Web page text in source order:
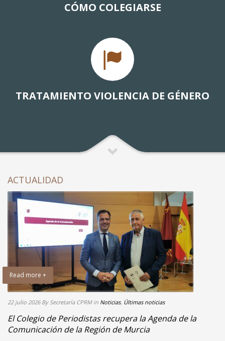
CÓMO COLEGIARSE
TRATAMIENTO VIOLENCIA DE GÉNERO
ACTUALIDAD
Read more +
22 julio 2026 By Secretaría CPRM in Noticias, Últimas noticias
El Colegio de Periodistas recupera la Agenda de la
Comunicación de la Región de Murcia